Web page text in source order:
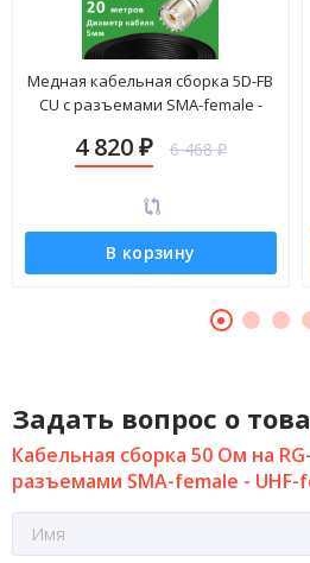
Медная кабельная сборка 5D-FB
CU с разъемами SMA-female -
4 820 ₽ 6 468₽
В корзину
Задать вопрос о
Кабельная сборка 50 Ом на
разъемами SMA-female - UHF-